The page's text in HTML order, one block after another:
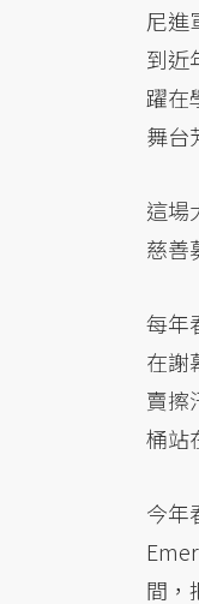
尼進
到近
躍在
舞台
這場
慈善
每年
在謝
賣擦
桶站
今年
間，